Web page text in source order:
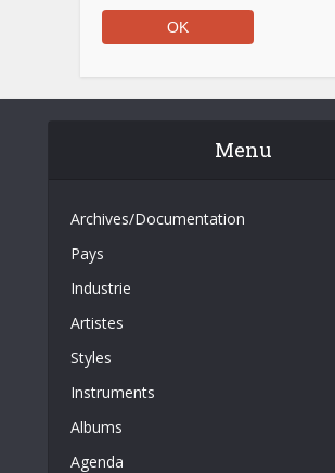
Menu
Archives/Documentation
Pays
Industrie
Artistes
Styles
Instruments
Albums
Agenda